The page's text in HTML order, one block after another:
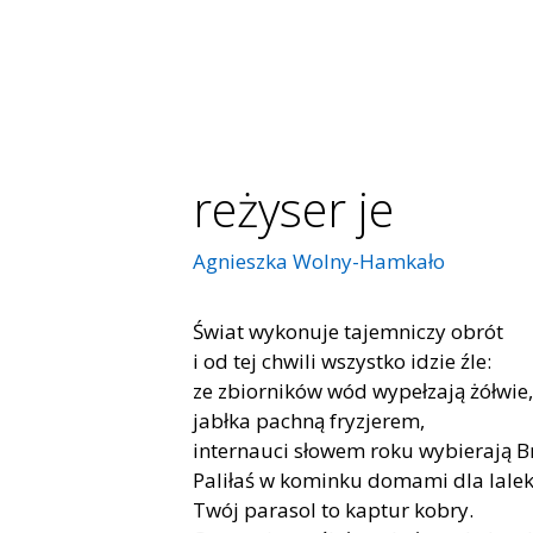
reżyser je
Agnieszka Wolny-Hamkało
Świat wykonuje tajemniczy obrót
i od tej chwili wszystko idzie źle:
ze zbiorników wód wypełzają żółwie,
jabłka pachną fryzjerem,
internauci słowem roku wybierają
Paliłaś w kominku domami dla
Twój parasol to kaptur kobry.